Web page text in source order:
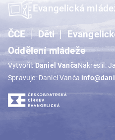
Evangelická
ČCE Děti
Oddělení mládeže
Vytvořil:Daniel VančaNakreslil:
Spravuje: Daniel Vanča